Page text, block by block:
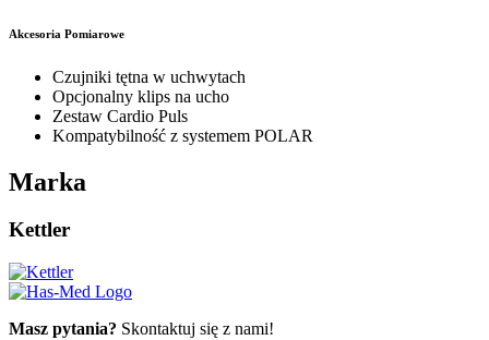
Akcesoria Pomiarowe
Czujniki tętna w uchwytach
Opcjonalny klips na ucho
Zestaw Cardio Puls
Kompatybilność z systemem POLAR
Marka
Kettler
Masz pytania? Skontaktuj się z nami!